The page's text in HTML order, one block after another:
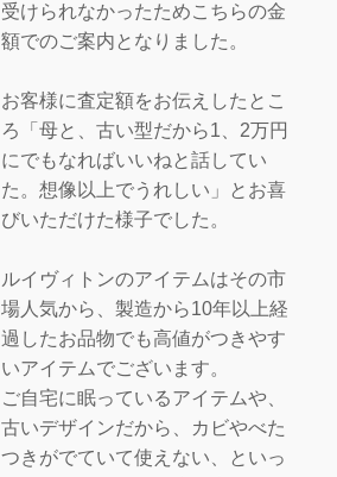
受けられなかったためこちらの金
額でのご案内となりました。
お客様に査定額をお伝えしたとこ
ろ「母と、古い型だから1、2万円
にでもなればいいねと話してい
た。想像以上でうれしい」とお喜
びいただけた様子でした。
ルイヴィトンのアイテムはその市
場人気から、製造から10年以上経
過したお品物でも高値がつきやす
いアイテムでございます。
ご自宅に眠っているアイテムや、
古いデザインだから、カビやべた
つきがでていて使えない、といっ